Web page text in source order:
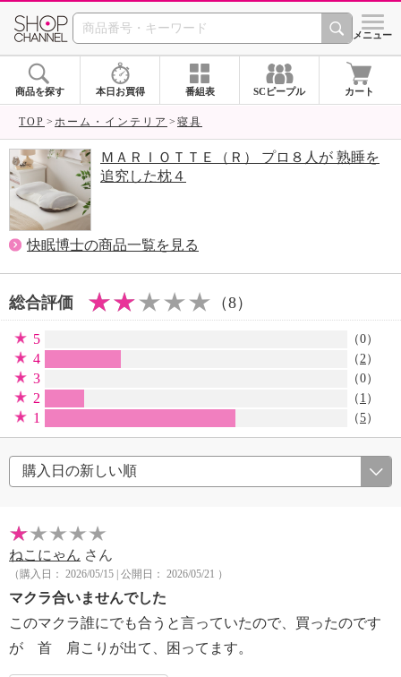
SHOP CHANNEL シメニュー
商品を探す 本日お買得 番組表 SCピープル カート
TOP ホーム・インテリア 寝具
ＭＡＲＩＯＴＴＥ（Ｒ） プロ８人が 熟睡を
追究した枕４
快眠博士の商品一覧を見る
総合評価 （8）
5 （0）
4 （2）
3 （0）
2 （ 1 ）
1 （5）
ねこにゃん さん
（購入日： 2026/05/15 | 公開日： 2026/05/21 ）
マクラ合いませんでした
このマクラ誰にでも合うと言っていたので、買ったのです
が 首 肩こりが出て、困ってます。